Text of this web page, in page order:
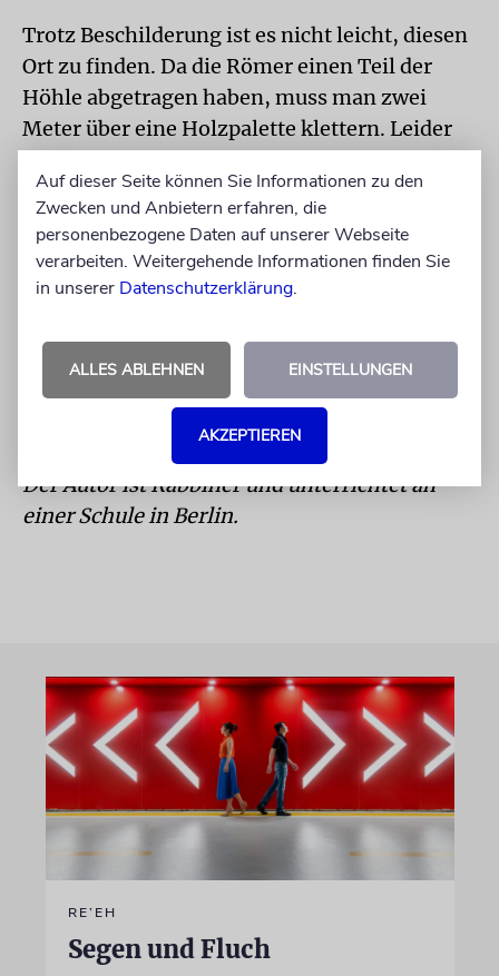
Trotz Beschilderung ist es nicht leicht, diesen
Ort zu finden. Da die Römer einen Teil der
Höhle abgetragen haben, muss man zwei
Meter über eine Holzpalette klettern. Leider
ist die Höhle selbst in einem desolaten
Zustand. Sie wird von den Kindern aus der
Nachbarschaft als Spielplatz genutzt. Überall
liegen Flaschen und anderer Müll herum.
Letztlich lässt sich jedoch nicht beweisen,
dass es sich dabei um die Gräber der
davidischen Dynastie handelt. Eines ist jedoch
klar: Das Grab auf dem heutigen Berg Zion ist
eine Erfindung des Mittelalters.
Der Autor ist Rabbiner und unterrichtet an
einer Schule in Berlin.
RE’EH
Segen und Fluch
Auf dieser Seite können Sie Informationen zu den
Zwecken und Anbietern erfahren, die
personenbezogene Daten auf unserer Webseite
verarbeiten. Weitergehende Informationen finden Sie
in unserer Datenschutzerklärung.
ALLES ABLEHNEN EINSTELLUNGEN
AKZEPTIEREN